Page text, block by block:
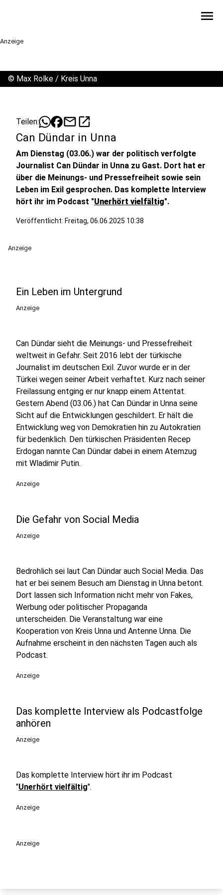
menu
Anzeige
© Max Rolke / Kreis Unna
Teilen: mailopen_in_new
Can Dündar in Unna
Am Dienstag (03.06.) war der politisch verfolgte
Journalist Can Dündar in Unna zu Gast. Dort hat er
über die Meinungs- und Pressefreiheit sowie sein
Leben im Exil gesprochen. Das komplette Interview
hört ihr im Podcast "Unerhört vielfältig".
Veröffentlicht: Freitag, 06.06.2025 10:38
Anzeige
Ein Leben im Untergrund
Anzeige
Can Dündar sieht die Meinungs- und Pressefreiheit
weltweit in Gefahr. Seit 2016 lebt der türkische
Journalist im deutschen Exil. Zuvor wurde er in der
Türkei wegen seiner Arbeit verhaftet. Kurz nach seiner
Freilassung entging er nur knapp einem Attentat.
Gestern Abend (03.06.) hat Can Dündar in Unna seine
Sicht auf die Entwicklungen geschildert. Er hält die
Entwicklung weg von Demokratien hin zu Autokratien
für bedenklich. Den türkischen Präsidenten Recep
Erdogan nannte Can Dündar dabei in einem Atemzug
mit Wladimir Putin.
Anzeige
Die Gefahr von Social Media
Anzeige
Bedrohlich sei laut Can Dündar auch Social Media. Das
hat er bei seinem Besuch am Dienstag in Unna betont.
Dort lassen sich Information nicht mehr von Fakes,
Werbung oder politischer Propaganda
unterscheiden. Die Veranstaltung war eine
Kooperation von Kreis Unna und Antenne Unna. Die
Aufnahme erscheint in den nächsten Tagen auch als
Podcast.
Anzeige
Das komplette Interview als Podcastfolge
anhören
Anzeige
Das komplette Interview hört ihr im Podcast
"Unerhört vielfältig".
Anzeige
Anzeige